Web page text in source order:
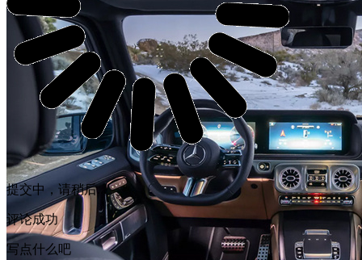
提交中，请稍后...
评论成功
写点什么吧